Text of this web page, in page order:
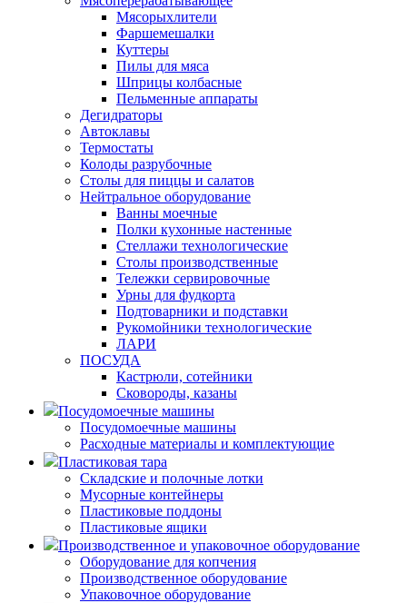
Мясорыхлители
Фаршемешалки
Куттеры
Пилы для мяса
Шприцы колбасные
Пельменные аппараты
Дегидраторы
Автоклавы
Термостаты
Колоды разрубочные
Столы для пиццы и салатов
Нейтральное оборудование
Ванны моечные
Полки кухонные настенные
Стеллажи технологические
Столы производственные
Тележки сервировочные
Урны для фудкорта
Подтоварники и подставки
Рукомойники технологические
ЛАРИ
ПОСУДА
Кастрюли, сотейники
Сковороды, казаны
Посудомоечные машины
Посудомоечные машины
Расходные материалы и комплектующие
Пластиковая тара
Складские и полочные лотки
Мусорные контейнеры
Пластиковые поддоны
Пластиковые ящики
Производственное и упаковочное оборудование
Оборудование для копчения
Производственное оборудование
Упаковочное оборудование